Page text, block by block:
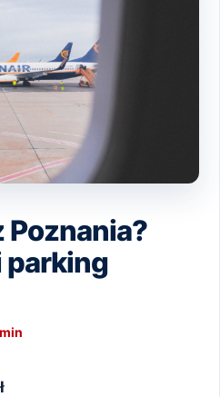
parking